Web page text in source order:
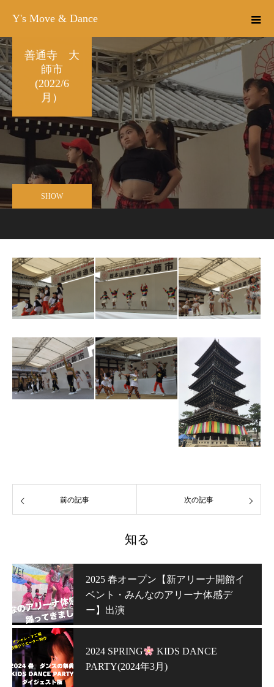
Y's Move & Dance
善通寺 大
師市
(2022/6
月）
SHOW
前の記事 次の記事
知る
2025 春オープン【新アリーナ開館イ
ベント・みんなのアリーナ体感デ
ー】出演
2024 SPRING
KIDS DANCE
PARTY(2024年3月)